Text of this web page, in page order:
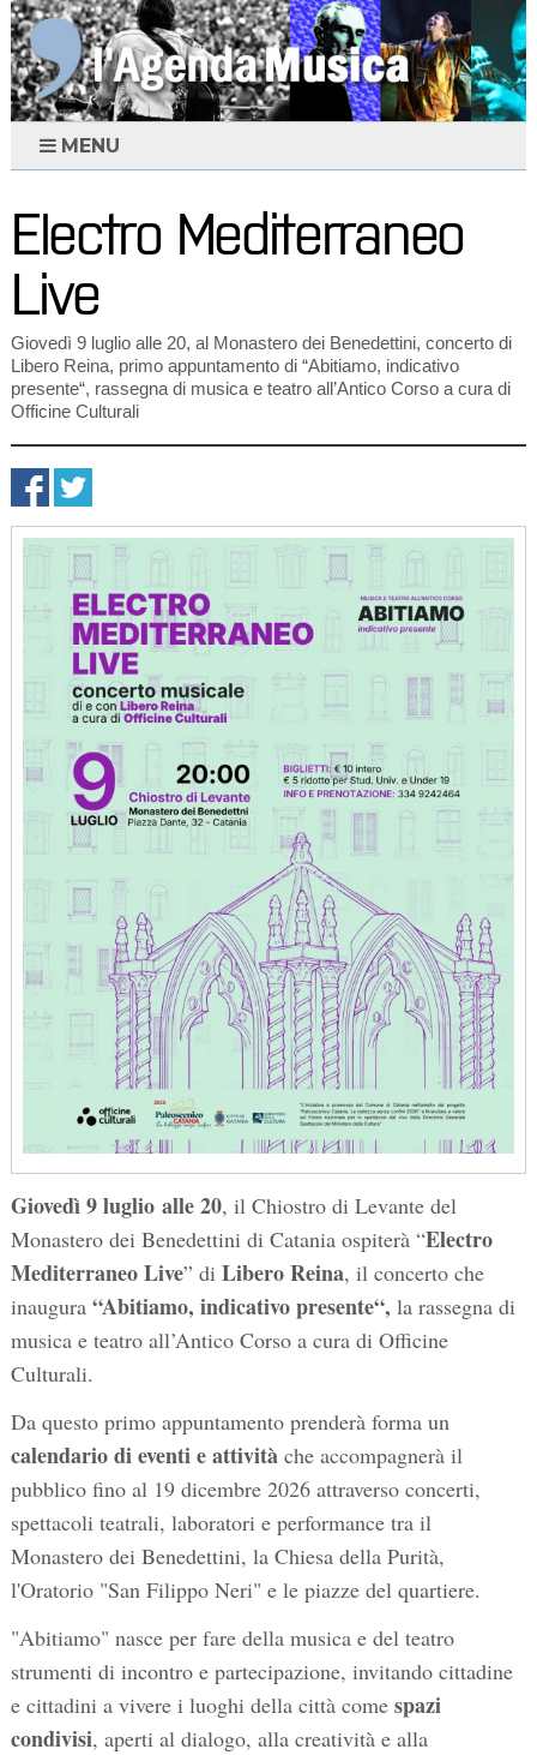
MENU
Electro Mediterraneo
Live
Giovedì 9 luglio alle 20, al Monastero dei Benedettini, concerto di
Libero Reina, primo appuntamento di “Abitiamo, indicativo
presente“, rassegna di musica e teatro all’Antico Corso a cura di
Officine Culturali
Giovedì 9 luglio alle20, il Chiostro di Levante del
Monastero dei Benedettini di Catania ospiterà “Electro
Mediterraneo Live” di Libero Reina, il concerto che
inaugura “Abitiamo, indicativo presente“, la rassegna di
musica e teatro all’Antico Corso a cura di Officine
Culturali.
Da questo primo appuntamento prenderà forma un
calendario di eventi e attivitàche accompagnerà il
pubblico fino al 19 dicembre 2026 attraverso concerti,
spettacoli teatrali, laboratori e performance tra il
Monastero dei Benedettini, la Chiesa della Purità,
l'Oratorio "San Filippo Neri" e le piazze del quartiere.
"Abitiamo" nasce per fare della musica e del teatro
strumenti di incontro e partecipazione, invitando cittadine
e cittadini a vivere i luoghi della città come spazi
condivisi, aperti al dialogo, alla creatività e alla